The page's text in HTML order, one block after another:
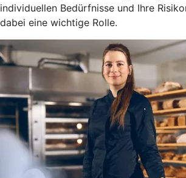
individuellen Bedürfnisse und Ihre
dabei eine wichtige Rolle.